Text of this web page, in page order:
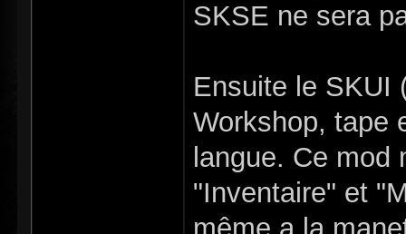
SKSE ne sera
Ensuite le SKUI
Workshop, tape
langue. Ce
"Inventaire" et